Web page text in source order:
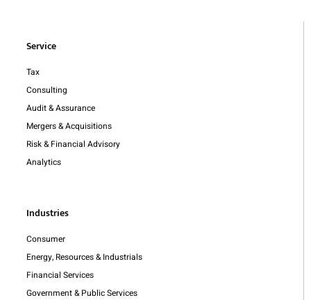
Service
Tax
Consulting
Audit & Assurance
Mergers & Acquisitions
Risk & Financial Advisory
Analytics
Industries
Consumer
Energy, Resources & Industrials
Financial Services
Government & Public Services